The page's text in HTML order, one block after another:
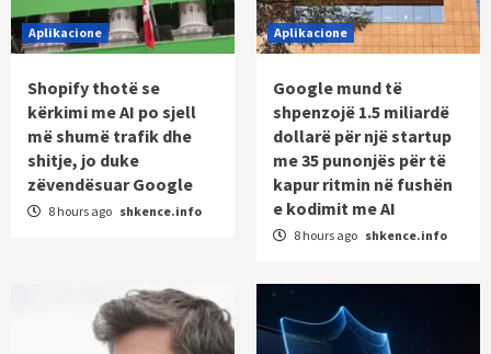
Aplikacione
Shopify thotë se
kërkimi me AI po sjell
më shumë trafik dhe
shitje, jo duke
zëvendësuar Google
8 hours ago shkence.info
Aplikacione
Google mund të
shpenzojë 1.5 miliardë
dollarë për një startup
me 35 punonjës për të
kapur ritmin në fushën
e kodimit me AI
8 hours ago shkence.info